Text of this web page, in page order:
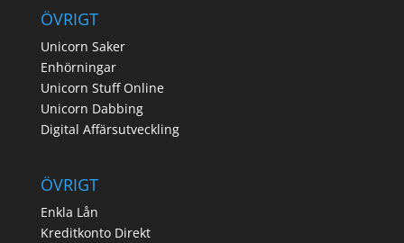
ÖVRIGT
Unicorn Saker
Enhörningar
Unicorn Stuff Online
Unicorn Dabbing
Digital Affärsutveckling
ÖVRIGT
Enkla Lån
Kreditkonto Direkt